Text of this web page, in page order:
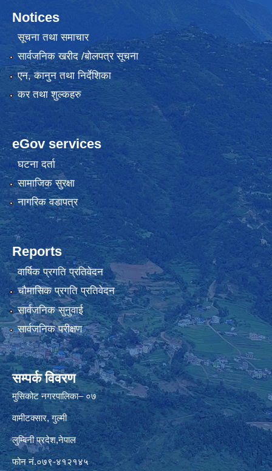
Notices
सूचना तथा समाचार
सार्वजनिक खरीद /बोलपत्र सूचना
एन, कानुन तथा निर्देशिका
कर तथा शुल्कहरु
eGov services
घटना दर्ता
सामाजिक सुरक्षा
नागरिक वडापत्र
Reports
वार्षिक प्रगति प्रतिवेदन
चौमासिक प्रगति प्रतिवेदन
सार्वजनिक सुनुवाई
सार्वजनिक परीक्षण
सम्पर्क विवरण
मुसिकोट नगरपालिका– ०७
वामीटक्सार, गुल्मी
लुम्बिनी प्रदेश,नेपाल
फोन नं.०७९-४१२१४५